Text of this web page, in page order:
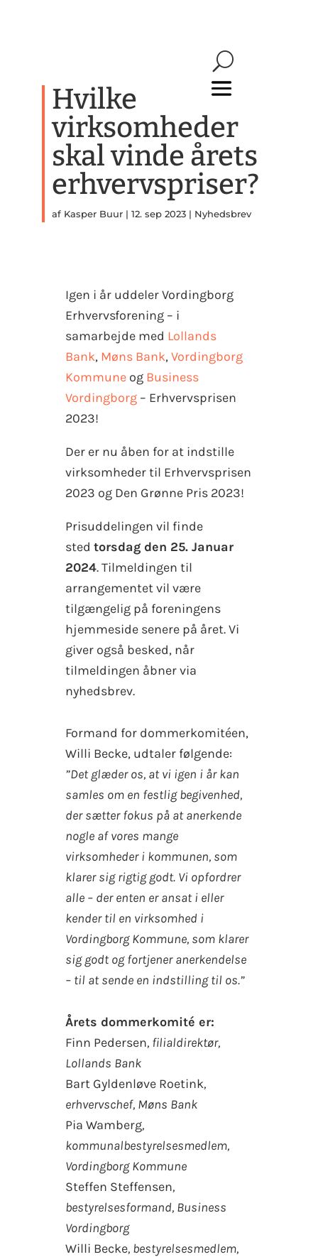
Hvilke
virksomheder
skal vinde årets
erhvervspriser?
af Kasper Buur |12. sep 2023 | Nyhedsbrev
Igen i år uddeler Vordingborg
Erhvervsforening – i
samarbejde med Lollands
Bank, Møns Bank,Vordingborg
Kommune og Business
Vordingborg – Erhvervsprisen
2023!
Der er nu åben for at indstille
virksomheder til Erhvervsprisen
2023 og Den Grønne Pris 2023!
Prisuddelingen vil finde
stedtorsdag den 25. Januar
2024. Tilmeldingen til
arrangementet vil være
tilgængelig på foreningens
hjemmeside senere på året. Vi
giver også besked, når
tilmeldingen åbner via
nyhedsbrev.
Formand for dommerkomitéen,
Willi Becke, udtaler følgende:
”Det glæder os, at vi igen i år kan
samles om en festlig begivenhed,
der sætter fokus på at anerkende
nogle af vores mange
virksomheder i kommunen, som
klarer sig rigtig godt. Vi opfordrer
alle – der enten er ansat i eller
kender til en virksomhed i
Vordingborg Kommune, som klarer
sig godt og fortjener anerkendelse
– til at sende en indstilling til os.”
Årets dommerkomité er:
Finn Pedersen, filialdirektør,
Lollands Bank
Bart Gyldenløve Roetink,
erhvervschef, Møns Bank
Pia Wamberg,
kommunalbestyrelsesmedlem,
Vordingborg Kommune
Steffen Steffensen,
bestyrelsesformand, Business
Vordingborg
Willi Becke, bestyrelsesmedlem,